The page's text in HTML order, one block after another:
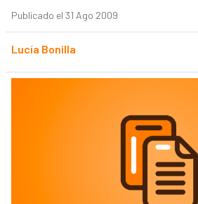
Publicado el 31 Ago 2009
Lucía Bonilla